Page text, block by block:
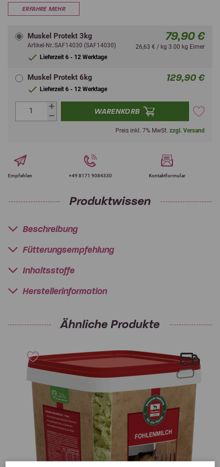
ERFAHRE MEHR
Muskel Protekt 3kg
Artikel-Nr.:SAF14030 (SAF14030)
Lieferzeit 6 - 12 Werktage
79,90 €
26,63 € / kg 3.00 kg Eimer
Muskel Protekt 6kg
Lieferzeit 6 - 12 Werktage
129,90 €
WARENKORB
Preis inkl. 7% MwSt. zzgl. Versand
Empfehlen +49 8171 9084330 Kontaktformular
Produktwissen
Beschreibung
Fütterungsempfehlung
Inhaltsstoffe
Herstellerinformation
Ähnliche Produkte